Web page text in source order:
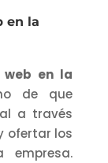
en la
web en la
de que
a través
ofertar los